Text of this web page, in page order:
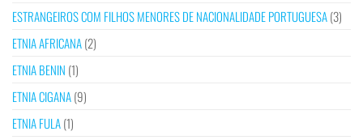
ESTRANGEIROS COM FILHOS MENORES DE NACIONALIDADE PORTUGUESA(3)
ETNIA AFRICANA(2)
ETNIA BENIN (1)
ETNIA CIGANA(9)
ETNIA FULA(1)